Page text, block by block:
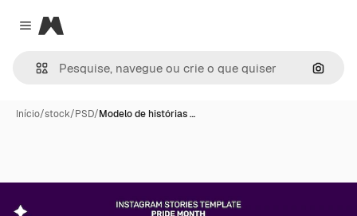
Close menu
Magnific
Início/stock/PSD/Modelo de histórias …